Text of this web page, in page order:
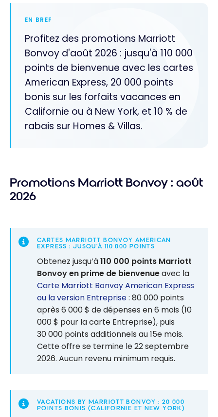
EN BREF
Profitez des promotions Marriott
Bonvoy d'août 2026 : jusqu'à 110 000
points de bienvenue avec les cartes
American Express, 20 000 points
bonis sur les forfaits vacances en
Californie ou à New York, et 10 % de
rabais sur Homes & Villas.
Promotions Marriott Bonvoy : août
2026
CARTES MARRIOTT BONVOY AMERICAN
EXPRESS : JUSQU’À 110 000 POINTS
Obtenez jusqu’à110 000 points Marriott
Bonvoy en prime de bienvenueavec la
Carte Marriott Bonvoy American Express
ou la version Entreprise: 80 000 points
après 6 000 $ de dépenses en 6 mois (10
000 $ pour la carte Entreprise), puis
30 000 points additionnels au 15e mois.
Cette offre se termine le 22 septembre
2026. Aucun revenu minimum requis.
VACATIONS BY MARRIOTT BONVOY : 20 000
POINTS BONIS (CALIFORNIE ET NEW YORK)